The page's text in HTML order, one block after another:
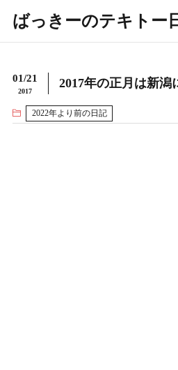
ばっきーのテキトー
01/21
2017
2017年の正月は新潟
2022年より前の日記